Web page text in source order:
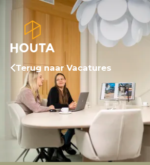
Terug naar Vacatures